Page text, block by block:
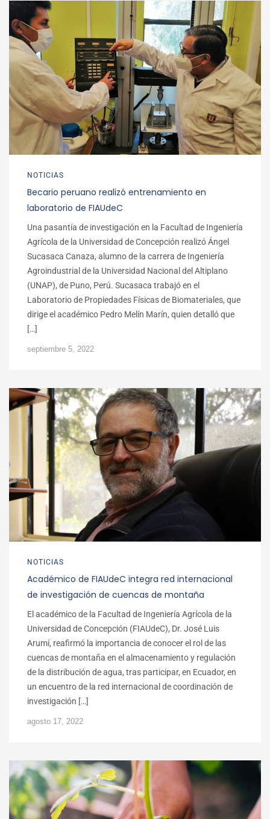
NOTICIAS
Becario peruano realizó entrenamiento en
laboratorio de FIAUdeC
Una pasantía de investigación en la Facultad de Ingeniería
Agrícola de la Universidad de Concepción realizó Ángel
Sucasaca Canaza, alumno de la carrera de Ingeniería
Agroindustrial de la Universidad Nacional del Altiplano
(UNAP), de Puno, Perú. Sucasaca trabajó en el
Laboratorio de Propiedades Físicas de Biomateriales, que
dirige el académico Pedro Melín Marín, quien detalló que
[…]
septiembre 5, 2022
NOTICIAS
Académico de FIAUdeC integra red internacional
de investigación de cuencas de montaña
El académico de la Facultad de Ingeniería Agrícola de la
Universidad de Concepción (FIAUdeC), Dr. José Luis
Arumí, reafirmó la importancia de conocer el rol de las
cuencas de montaña en el almacenamiento y regulación
de la distribución de agua, tras participar, en Ecuador, en
un encuentro de la red internacional de coordinación de
investigación […]
agosto 17, 2022